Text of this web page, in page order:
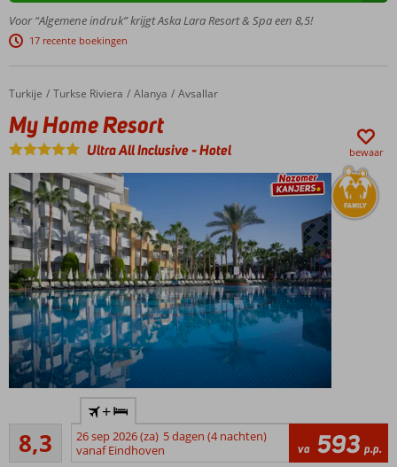
familievakantie
Elke dag wat te
doen; uitgebreid
animatieprogramma
Adventure
Wet 'N
Wild
voor
ultiem
plezier!
Culinair
genieten in
maar liefst 6 à-
la-
carterestaurants
Voor “Algemene indruk” krijgt Aska Lara Resort & Spa een 8,5!
17 recente boekingen
Home
Turkije Turkse Riviera Alanya Avsallar
My Home Resort
My Home Resort
Ultra All Inclusive-Hotel bewaar
Gemoedelijk
familiehotel
met glijbanen,
comfortabele
8,3Zeer goed
379
beoordelingen
+
26 sep 2026 (za) 5 dagen (4 nachten)
vanaf Eindhoven
va 593 p.p.